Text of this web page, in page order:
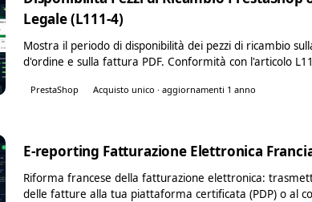
Legale (L111-4)
Mostra il periodo di disponibilità dei pezzi di ricambio
d'ordine e sulla fattura PDF. Conformità con l'articolo
PrestaShop Acquisto unico · aggiornamenti 1 anno
E-reporting Fatturazione Elettronica
Riforma francese della fatturazione elettronica:
delle fatture alla tua piattaforma certificata (PDP) o al